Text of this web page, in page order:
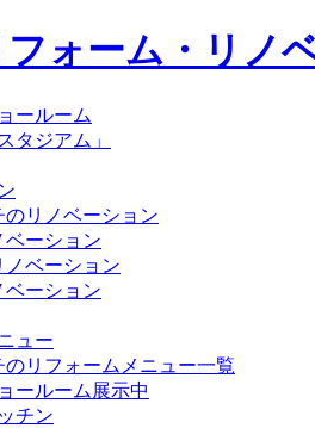
ールーム
タジアム」
のリノベーション
ベーション
ノベーション
ベーション
ュー
のリフォームメニュー一覧
ールーム展示中
チン